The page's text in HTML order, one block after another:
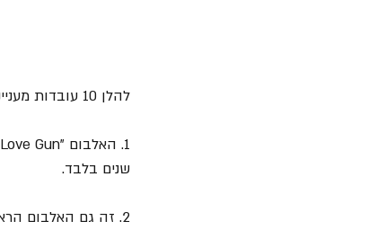
להלן 10 עובדות מעניינות על האלבום:
שנים בלבד.
2. זה גם האלבום הראשון הכולל שירה של כל ארבעת חברי הלהקה והראשון בו